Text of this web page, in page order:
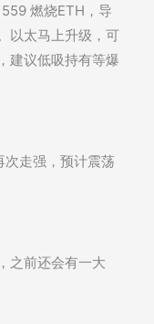
燃烧ETH，导
以太马上升级，可
建议低吸持有等爆
走强，预计震荡
之前还会有一大